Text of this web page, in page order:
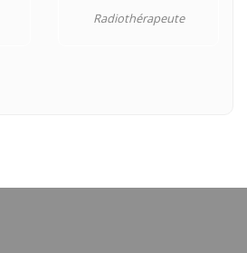
Radiothérapeute